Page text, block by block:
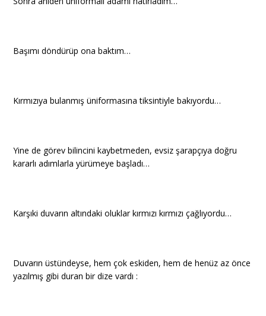
Başımı döndürüp ona baktım…
Kırmızıya bulanmış üniformasına tiksintiyle bakıyordu…
Yine de görev bilincini kaybetmeden, evsiz şarapçıya doğru
kararlı adımlarla yürümeye başladı…
Karşıki duvarın altındaki oluklar kırmızı kırmızı çağlıyordu…
Duvarın üstündeyse, hem çok eskiden, hem de henüz az önce
yazılmış gibi duran bir dize vardı :